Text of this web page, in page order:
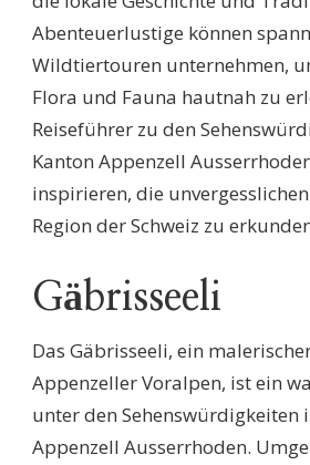
Abenteuerlustige können
Wildtiertouren unternehmen,
Flora und Fauna hautnah zu
Reiseführer zu den
Kanton Appenzell
inspirieren, die
Region der Schweiz zu
Gäbrisseeli
Das Gäbrisseeli, ein
Appenzeller Voralpen, ist ein
unter den Sehenswürdigkeiten
Appenzell Ausserrhoden.